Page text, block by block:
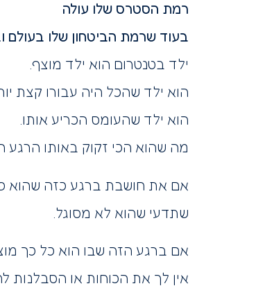
רמת הסטרס שלו עולה
בעוד שרמת הביטחון שלו בעולם
ילד בטנטרום הוא ילד מוצף.
הוא ילד שהכל היה עבורו קצת
הוא ילד שהעומס הכריע אותו.
מה שהוא הכי זקוק באותו הרגע
אם את חושבת ברגע כזה שהוא
שתדעי שהוא לא מסוגל.
אם ברגע הזה שבו הוא כל כך
אין לך את הכוחות או הסבלנות